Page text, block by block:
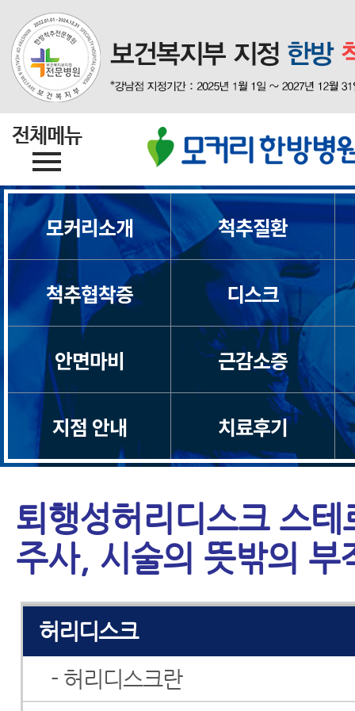
모커리소개 척추질환
척추협착증 디스크
안면마비 근감소증
지점 안내 치료후기
퇴행성허리디스크 스테
주사, 시술의 뜻밖의 부
목디스크
목통증
척수증
경추관협착증
허리디스크
- 허리디스크란